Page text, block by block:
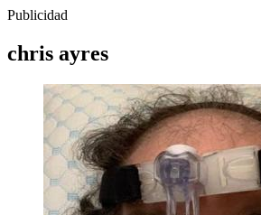
Publicidad
chris ayres